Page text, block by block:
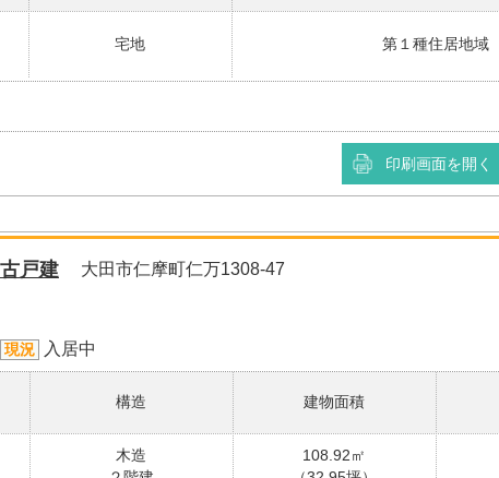
宅地 第１種住居地域
印刷画面を開く
戸建 大田市仁摩町仁万1308-47
現況 入居中
構造 建物面積
木造
108.92㎡